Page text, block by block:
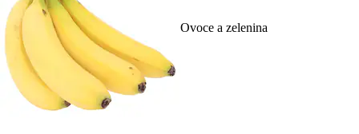
Ovoce a zelenina